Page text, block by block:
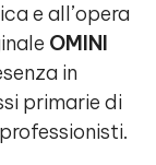
e all’opera
OMINI
in
primarie di